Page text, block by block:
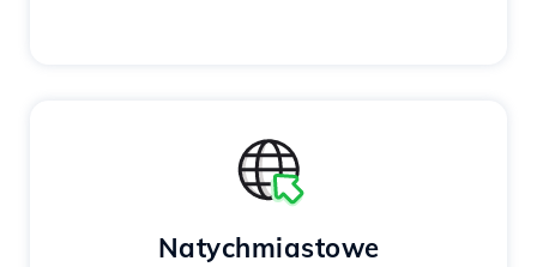
Natychmiastowe